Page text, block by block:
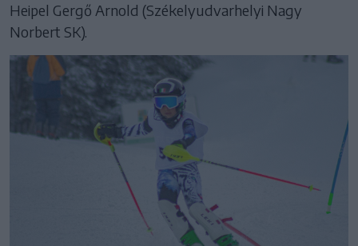
Heipel Gergő Arnold (Székelyudvarhelyi Nagy
Norbert SK).